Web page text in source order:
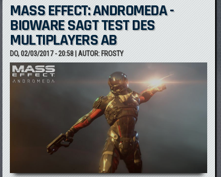
MASS EFFECT: ANDROMEDA -
BIOWARE SAGT TEST DES
MULTIPLAYERS AB
DO, 02/03/2017 - 20:58| AUTOR: FROSTY